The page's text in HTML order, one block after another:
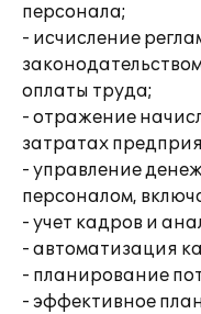
персонала;
- исчисление
оплаты труда;
- отражение
затратах
- управление
персоналом,
- учет кадров и
- автоматизация
- планирование
- эффективное